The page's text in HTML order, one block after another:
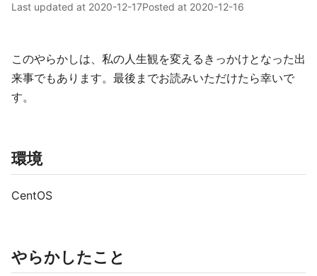
Last updated at 2020-12-17Posted at 2020-12-16
このやらかしは、私の人生観を変えるきっかけとなった出
来事でもあります。最後までお読みいただけたら幸いで
す。
環境
CentOS
やらかしたこと